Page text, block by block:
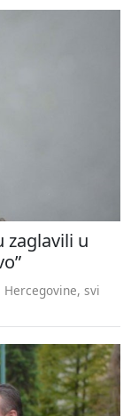
zaglavili u
svi